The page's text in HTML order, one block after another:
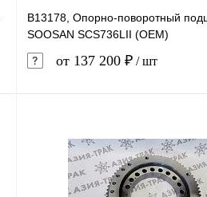
B13178, Опорно-поворотный
SOOSAN SCS736LII (OEM)
от 137 200 ₽ / шт
Купить в 1 клик